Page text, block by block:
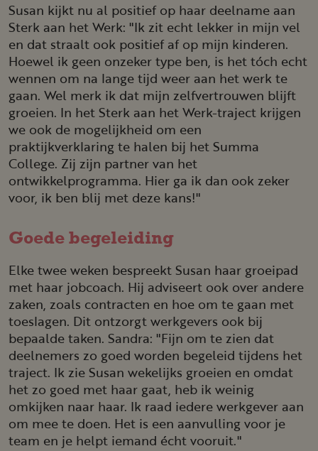
Susan kijkt nu al positief op haar deelname aan
Sterk aan het Werk: "Ik zit echt lekker in mijn vel
en dat straalt ook positief af op mijn kinderen.
Hoewel ik geen onzeker type ben, is het tóch echt
wennen om na lange tijd weer aan het werk te
gaan. Wel merk ik dat mijn zelfvertrouwen blijft
groeien. In het Sterk aan het Werk-traject krijgen
we ook de mogelijkheid om een
praktijkverklaring te halen bij het Summa
College. Zij zijn partner van het
ontwikkelprogramma. Hier ga ik dan ook zeker
voor, ik ben blij met deze kans!"
Goede begeleiding
Elke twee weken bespreekt Susan haar groeipad
met haar jobcoach. Hij adviseert ook over andere
zaken, zoals contracten en hoe om te gaan met
toeslagen. Dit ontzorgt werkgevers ook bij
bepaalde taken. Sandra: "Fijn om te zien dat
deelnemers zo goed worden begeleid tijdens het
traject. Ik zie Susan wekelijks groeien en omdat
het zo goed met haar gaat, heb ik weinig
omkijken naar haar. Ik raad iedere werkgever aan
om mee te doen. Het is een aanvulling voor je
team en je helpt iemand écht vooruit."